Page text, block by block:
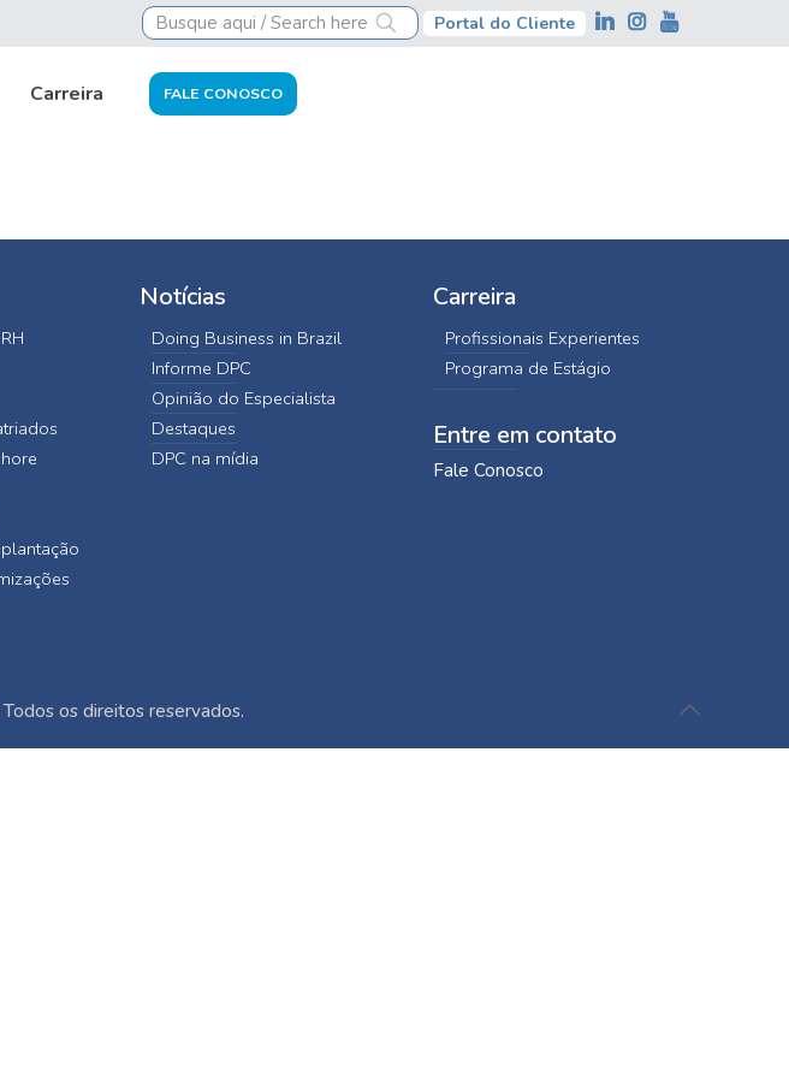
Portal do Cliente
Carreira FALE CONOSCO
Notícias
Doing Business in Brazil
Informe DPC
Opinião do Especialista
Destaques
DPC na mídia
Carreira
Profissionais Experientes
Programa de Estágio
Entre em contato
Fale Conosco
os direitos reservados.